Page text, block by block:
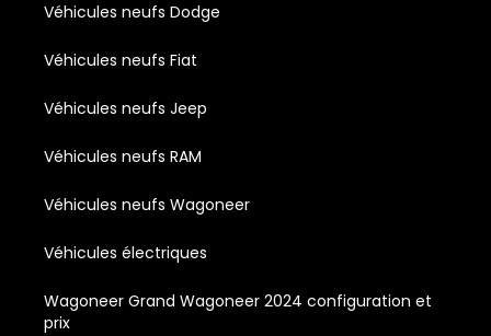
Véhicules neufs Dodge
Véhicules neufs Fiat
Véhicules neufs Jeep
Véhicules neufs RAM
Véhicules neufs Wagoneer
Véhicules électriques
Wagoneer Grand Wagoneer 2024 configuration et
prix